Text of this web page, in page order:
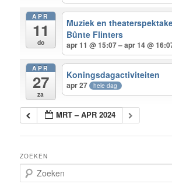
APR
11
do
Muziek en
Bûnte Flinters
apr 11 @ 15:07 – apr 14 @
APR
27
za
Koningsdagactiviteiten
apr 27 hele dag
MRT – APR 2024
ZOEKEN
o